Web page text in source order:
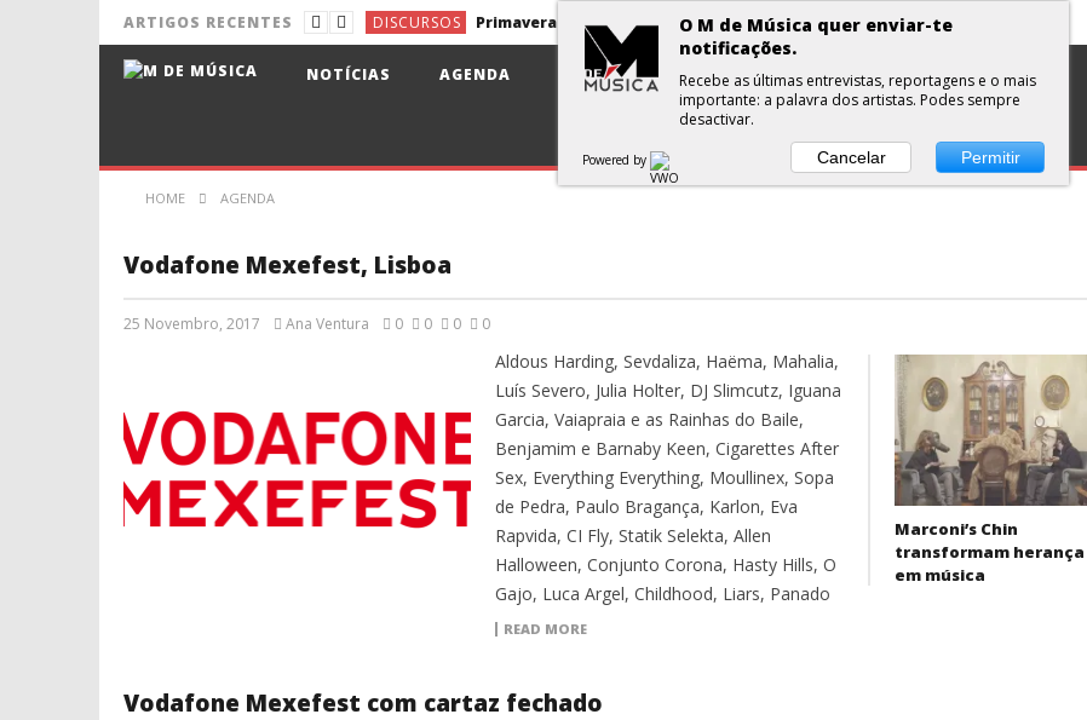
ARTIGOS RECENTES DISCURSOS Primavera Sound Porto: pode a realidade ser mais dura do que a ficção?
NOTÍCIAS Pixies de volta aos álbuns
Aldina e Jorge Fernando no Santa Casa Alfama
António Zambujo e Dulce Pontes no Santa Casa Alfama
Lena d’Água e Surma no Rock Nordeste
NOTÍCIAS AGENDA DISCOS ENTREVISTA CURTAS PLAYLISTS
HOME AGENDA
Vodafone Mexefest, Lisboa
25 Novembro, 2017 Ana Ventura 0 0 0 0
Aldous Harding, Sevdaliza, Haëma, Mahalia,
Luís Severo, Julia Holter, DJ Slimcutz, Iguana
Garcia, Vaiapraia e as Rainhas do Baile,
Benjamim e Barnaby Keen, Cigarettes After
Sex, Everything Everything, Moullinex, Sopa
de Pedra, Paulo Bragança, Karlon, Eva
Rapvida, CI Fly, Statik Selekta, Allen
Halloween, Conjunto Corona, Hasty Hills, O
Gajo, Luca Argel, Childhood, Liars, Panado
READ MORE
Marconi’s Chin
transformam herança
em música
Vodafone Mexefest com cartaz fechado
O M de Música quer enviar-te
notificações.
Recebe as últimas entrevistas, reportagens e o mais
importante: a palavra dos artistas. Podes sempre
desactivar.
Powered by Cancelar Permitir